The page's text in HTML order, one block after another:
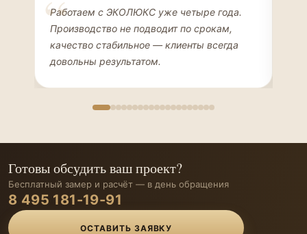
Елена Соколова
ДИЗАЙНЕР ИНТЕРЬЕРОВ
Работаем с ЭКОЛЮКС уже четыре года.
Производство не подводит по срокам,
качество стабильное — клиенты всегда
довольны результатом.
Готовы обсудить ваш проект?
Бесплатный замер и расчёт — в день обращения
8 495 181-19-91
ОСТАВИТЬ ЗАЯВКУ